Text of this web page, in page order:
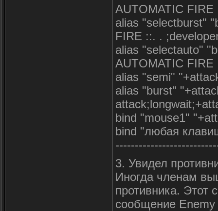
AUTOMATIC
alias "selectburst"
FIRE ::. .
alias "selectauto"
AUTOMATIC FIRE
alias "semi"
alias "burst"
bind "mouse1"
bind "любая
3. Увидел
Иногда членам
противника. Этот
сообщение Enemy